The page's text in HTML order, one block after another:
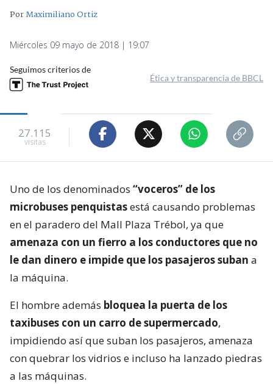
PorMaximiliano Ortiz
Miércoles 09 mayo de 2018 | 19:07
Seguimos criterios de
Ética y transparencia de BBCL
27.115
visitas
Uno de los denominados “voceros” de los
microbuses penquistasestá causando problemas
en el paradero del Mall Plaza Trébol, ya que
amenaza con un fierro a los conductores que no
le dan dinero e impide que los pasajeros suban a
la máquina.
El hombre además bloquea la puerta de los
taxibuses con un carro de supermercado,
impidiendo así que suban los pasajeros, amenaza
con quebrar los vidrios e incluso ha lanzado piedras
a las máquinas.